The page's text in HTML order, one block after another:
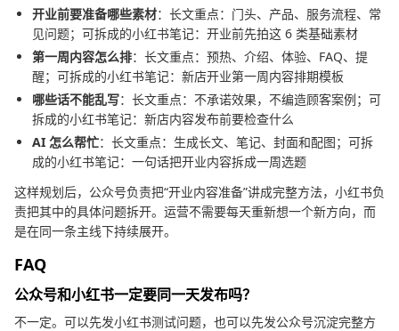
开业前要准备哪些素材：长文重点：门头、产品、服务流程、常
见问题；可拆成的小红书笔记：开业前先拍这 6 类基础素材
第一周内容怎么排：长文重点：预热、介绍、体验、FAQ、提
醒；可拆成的小红书笔记：新店开业第一周内容排期模板
哪些话不能乱写：长文重点：不承诺效果，不编造顾客案例；可
拆成的小红书笔记：新店内容发布前要检查什么
AI 怎么帮忙：长文重点：生成长文、笔记、封面和配图；可拆
成的小红书笔记：一句话把开业内容拆成一周选题
这样规划后，公众号负责把“开业内容准备”讲成完整方法，小红书负
责把其中的具体问题拆开。运营不需要每天重新想一个新方向，而
是在同一条主线下持续展开。
FAQ
公众号和小红书一定要同一天发布吗？
不一定。可以先发小红书测试问题，也可以先发公众号沉淀完整方